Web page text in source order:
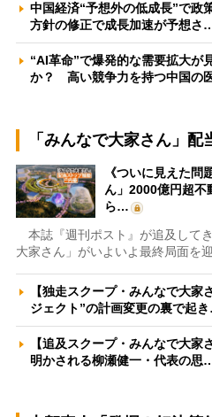
中国経済“予想外の低成長”で
方針の修正で成長加速が予想さ
“AI革命”で爆発的な需要拡大が
か？ 高い競争力を持つ中国の
「みんなで大家さん」
《ついに見えた問
ん」2000億円超不
ら…
本誌『週刊ポスト』が追及して
大家さん」がいよいよ最終局面を
【独走スクープ・みんなで大家
ジェクト”の計画変更の裏で起
【追及スクープ・みんなで大
明かされる柳瀬健一・代表の思